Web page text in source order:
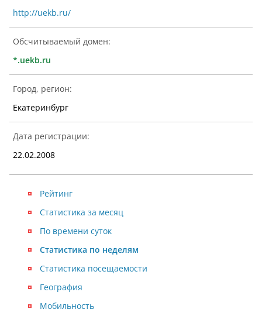
http://uekb.ru/
Обсчитываемый домен:
*.uekb.ru
Город, регион:
Екатеринбург
Дата регистрации:
22.02.2008
Рейтинг
Статистика посещаемости
Статистика за месяц
География
По времени суток
Мобильность
Статистика по неделям